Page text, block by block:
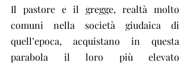
Il pastore e il gregge, realtà molto
comuni nella società giudaica di
quell’epoca, acquistano in questa
parabola il loro più elevato